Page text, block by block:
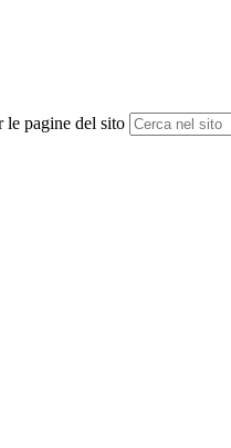
le pagine del sito